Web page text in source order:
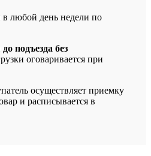
в любой день недели по
подъезда без
оговаривается при
осуществляет приемку
и расписывается в